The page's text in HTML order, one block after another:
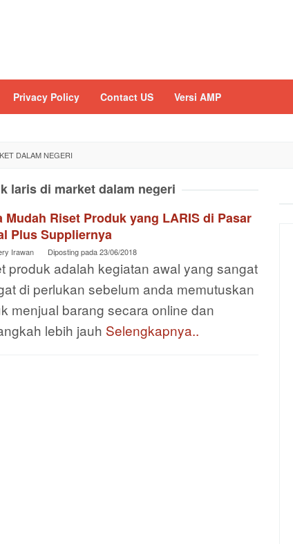
Privacy Policy Contact US Versi AMP
DALAM NEGERI
laris di market dalam negeri
Mudah Riset Produk yang LARIS di Pasar
Plus Suppliernya
Irawan Diposting pada23/06/2018
produk adalah kegiatan awal yang sangat
di perlukan sebelum anda memutuskan
menjual barang secara online dan
lebih jauh Selengkapnya..